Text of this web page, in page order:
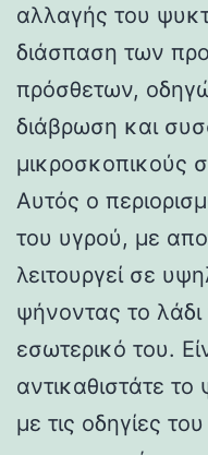
αλλαγής του
διάσπαση των
πρόσθετων,
διάβρωση και
μικροσκοπικούς
Αυτός ο
του υγρού, με
λειτουργεί σε
ψήνοντας το λάδι
εσωτερικό του.
αντικαθιστάτε
με τις οδηγίες